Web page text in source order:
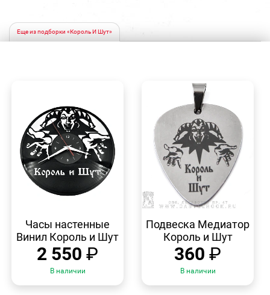
Еще из подборки «Король И Шут»
Часы настенные
Винил Король и Шут
2 550 ₽
В наличии
ПРОСМОТР
Подвеска Медиатор
Король и Шут
360 ₽
В наличии